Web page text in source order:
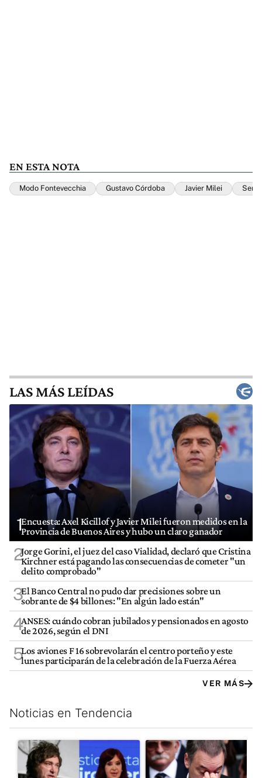
EN ESTA NOTA
Modo Fontevecchia Gustavo Córdoba Javier Milei
LAS MÁS LEÍDAS
1Encuesta: Axel Kicillof y Javier Milei fueron medidos en la
Provincia de Buenos Aires y hubo un claro ganador
2Jorge Gorini, el juez del caso Vialidad, declaró que Cristina
Kirchner está pagando las consecuencias de cometer "un
delito comprobado"
3El Banco Central no pudo dar precisiones sobre un
sobrante de $4 billones: "En algún lado están"
4ANSES: cuándo cobran jubilados y pensionados en agosto
de 2026, según el DNI
5Los aviones F 16 sobrevolarán el centro porteño y este
lunes participarán de la celebración de la Fuerza Aérea
VER MÁS
Noticias en Tendencia
Este listado muestra los artículos con más comentarios en los
Un artículo de tendencia con el título "Javier Milei celebra la
Un artículo de tendencia con